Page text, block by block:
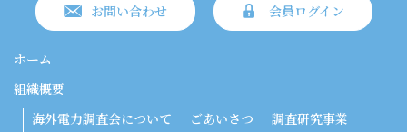
お問い合わせ 会員ログイン
ホーム
組織概要
海外電力調査会について
ごあいさつ
調査研究事業